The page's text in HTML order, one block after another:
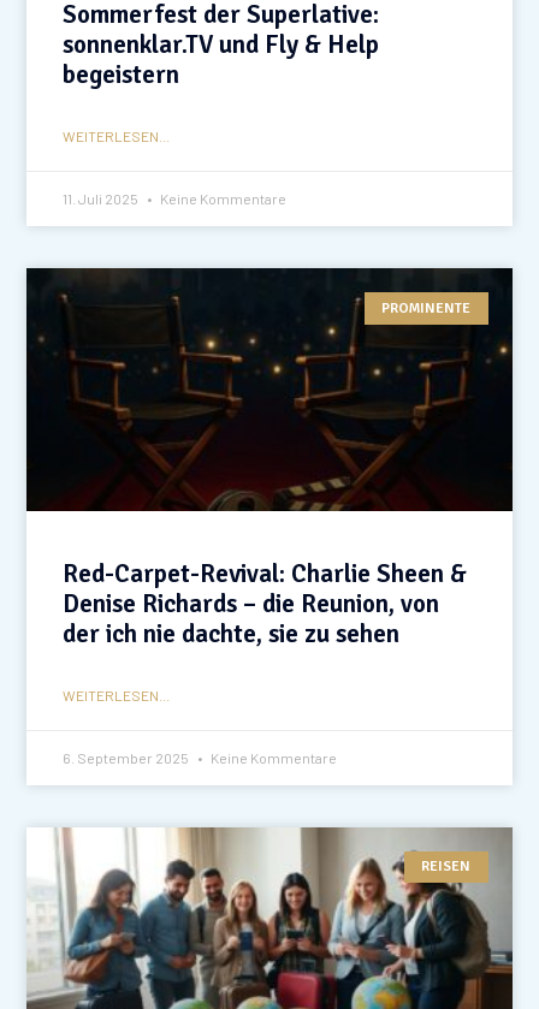
Sommerfest der Superlative:
sonnenklar.TV und Fly & Help
begeistern
WEITERLESEN...
11. Juli 2025 Keine Kommentare
PROMINENTE
Red-Carpet-Revival: Charlie Sheen &
Denise Richards – die Reunion, von
der ich nie dachte, sie zu sehen
WEITERLESEN...
6. September 2025 Keine Kommentare
REISEN